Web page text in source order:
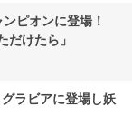
ピオンに登場！
だけたら」
ラビアに登場し妖